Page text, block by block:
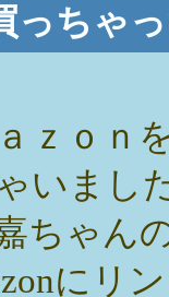
ちゃ
ｚｏｎ
いまし
ちゃん
にリ